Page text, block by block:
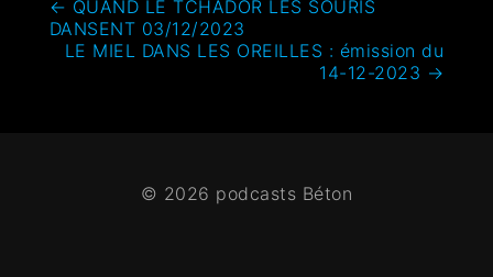
← QUAND LE TCHADOR LES SOURIS
DANSENT 03/12/2023
LE MIEL DANS LES OREILLES : émission du
14-12-2023 →
© 2026 podcasts Béton